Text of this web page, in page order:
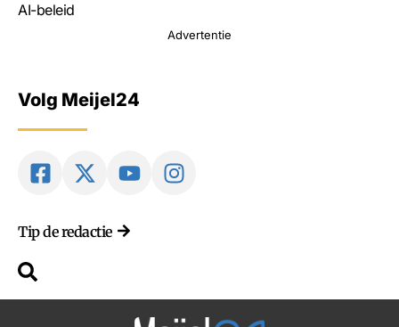
AI-beleid
Advertentie
Volg Meijel24
Tip de redactie